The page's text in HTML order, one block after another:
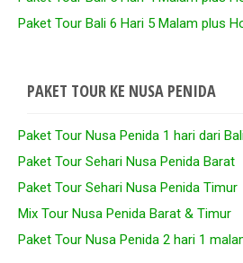
Paket Tour Bali 6 Hari 5 Malam plus
PAKET TOUR KE NUSA PENIDA
Paket Tour Nusa Penida 1 hari dari
Paket Tour Sehari Nusa Penida Barat
Paket Tour Sehari Nusa Penida Timur
Mix Tour Nusa Penida Barat & Timur
Paket Tour Nusa Penida 2 hari 1